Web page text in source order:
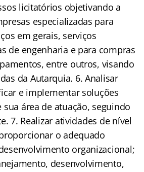
licitatórios objetivando a
especializadas para
em gerais, serviços
de engenharia e para compras
entre outros, visando
da Autarquia. 6. Analisar
e implementar soluções
área de atuação, seguindo
7. Realizar atividades de nível
o adequado
organizacional;
desenvolvimento,